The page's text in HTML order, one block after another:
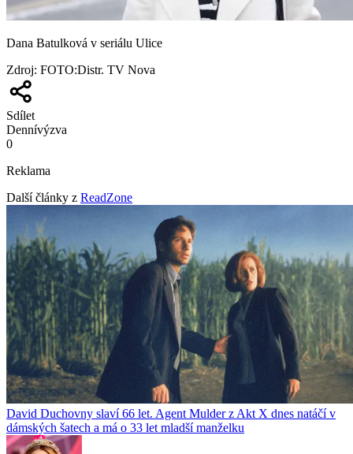
Dana Batulková v seriálu Ulice
Zdroj: FOTO:Distr. TV Nova
Sdílet
Dennívýzva
0
Reklama
Další články z ReadZone
David Duchovny slaví 66 let. Agent Mulder z Akt X dnes natáčí v
dámských šatech a má o 33 let mladší manželku